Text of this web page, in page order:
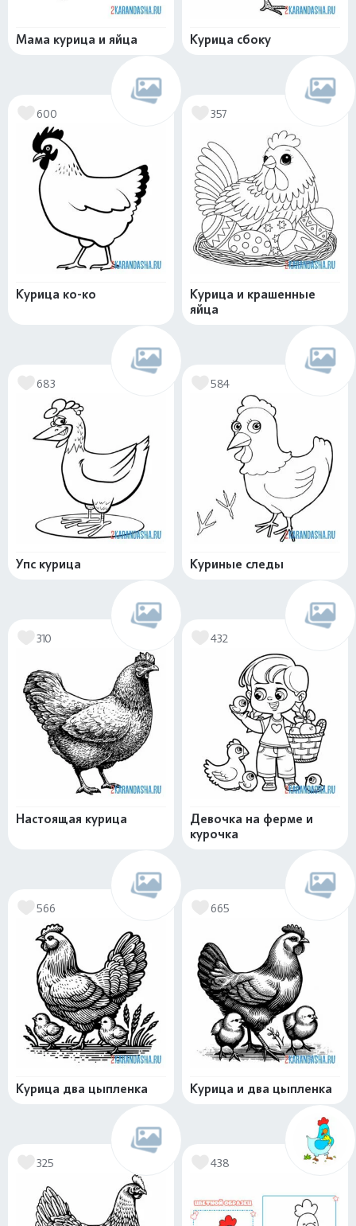
Мама курица и яйца Курица сбоку
600
Курица ко-ко
357
Курица и крашенные
яйца
683
Упс курица
584
Куриные следы
310
Настоящая курица
432
Девочка на ферме и
курочка
566
Курица два цыпленка
665
Курица и два цыпленка
325 438